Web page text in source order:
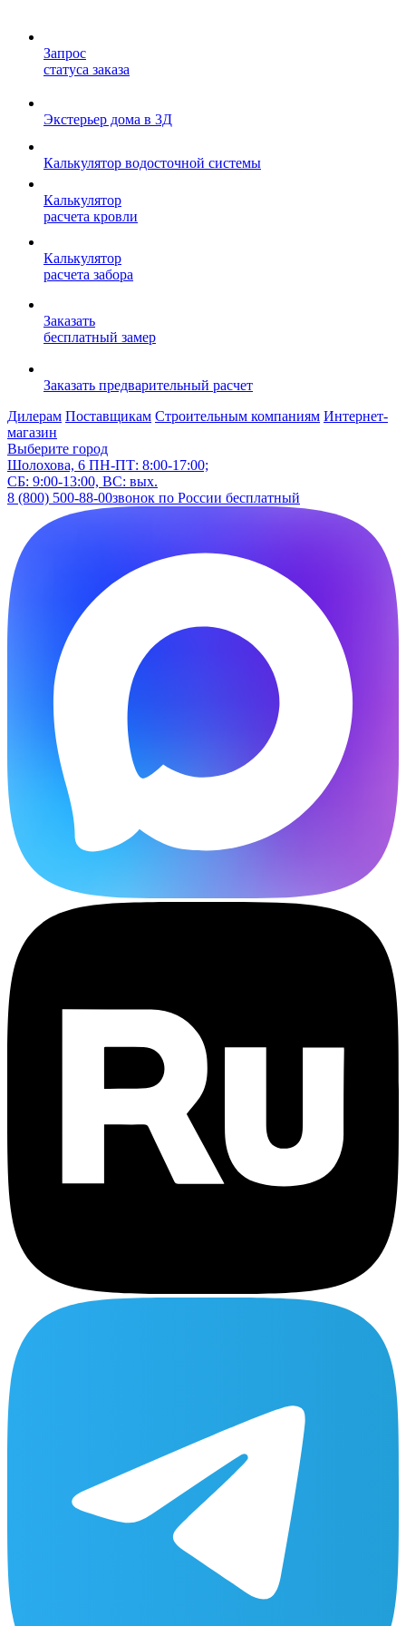
Запрос
статуса заказа
Экстерьер дома в 3Д
Калькулятор водосточной системы
Калькулятор
расчета кровли
Калькулятор
расчета забора
Заказать
бесплатный замер
Заказать предварительный расчет
Дилерам Поставщикам Строительным компаниям Интернет-
магазин
Выберите город
Шолохова, 6 ПН-ПТ: 8:00-17:00;
СБ: 9:00-13:00, ВС: вых.
8 (800) 500-88-00звонок по России бесплатный